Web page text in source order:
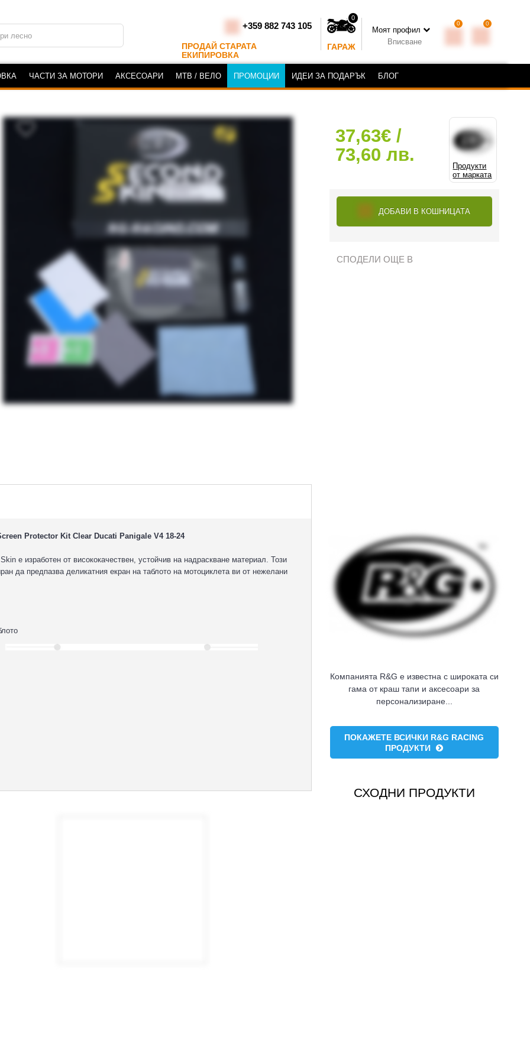
+359 882 743 105
ПРОДАЙ СТАРАТА
ЕКИПИРОВКА
0
ГАРАЖ
Моят профил
Вписване
0 0
ЧАСТИ ЗА МОТОРИ АКСЕСОАРИ MTB / ВЕЛО ПРОМОЦИИ ИДЕИ ЗА ПОДАРЪК БЛОГ
Продукти
от марката
37,63€ /
73,60 лв.
ДОБАВИ В КОШНИЦАТА
СПОДЕЛИ ОЩЕ В
Protector Kit Clear Ducati Panigale V4 18-24
е изработен от висококачествен, устойчив на надраскване материал. Този
да предпазва деликатния екран на таблото на мотоциклета ви от нежелани
Компанията R&G е известна с широката си
гама от краш тапи и аксесоари за
персонализиране...
ПОКАЖЕТЕ ВСИЧКИ R&G RACING
ПРОДУКТИ
СХОДНИ ПРОДУКТИ